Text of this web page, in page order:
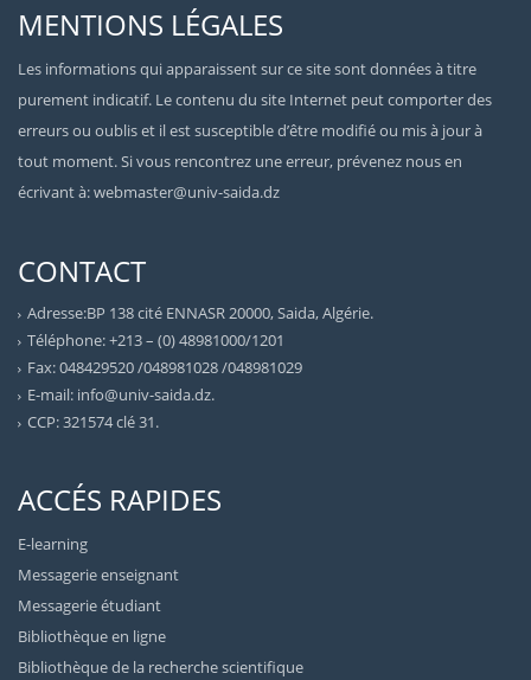
MENTIONS LÉGALES
Les informations qui apparaissent sur ce site sont données à titre
purement indicatif. Le contenu du site Internet peut comporter des
erreurs ou oublis et il est susceptible d’être modifié ou mis à jour à
tout moment. Si vous rencontrez une erreur, prévenez nous en
écrivant à: webmaster@univ-saida.dz
CONTACT
Adresse:BP 138 cité ENNASR 20000, Saida, Algérie.
Téléphone: +213 – (0) 48981000/1201
Fax: 048429520 /048981028 /048981029
E-mail: info@univ-saida.dz.
CCP: 321574 clé 31.
ACCÉS RAPIDES
E-learning
Messagerie enseignant
Messagerie étudiant
Bibliothèque en ligne
Bibliothèque de la recherche scientifique